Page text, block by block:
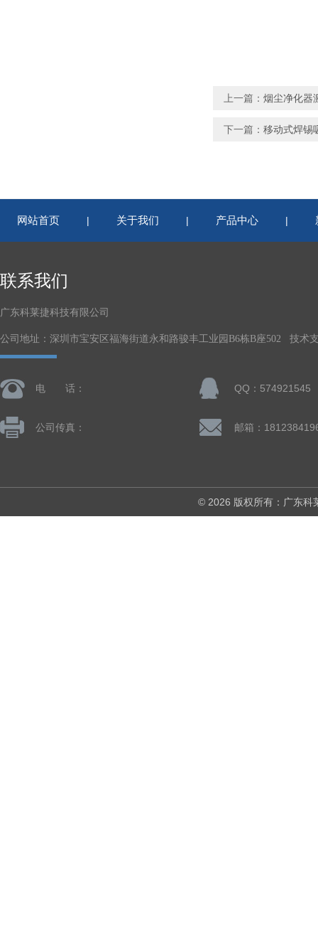
上一篇： 烟尘净化器
下一篇： 移动式焊锡
网站首页 | 关于我们 | 产品中心 |
联系我们
广东科莱捷科技有限公司
公司地址：深圳市宝安区福海街道永和路骏丰工业园B6栋B座502 技术
电 话： QQ：574921545
公司传真：
© 2026 版权所有：广东